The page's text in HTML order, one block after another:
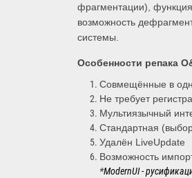
фрагментации),
возможность
системы.
Особенности репака
Совмещённые в
Не требует
Мультиязычный
Стандартная
Удалён LiveUpdate
Возможность
*ModernUI -